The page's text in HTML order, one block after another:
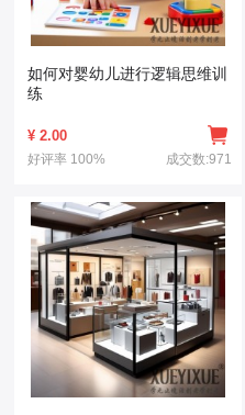
如何对婴幼儿进行逻辑思维训
练
¥2.00
好评率 100% 成交数:971